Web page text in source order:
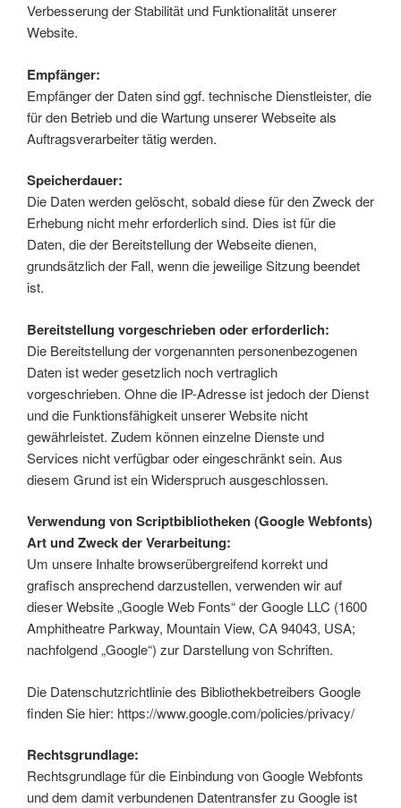
Verbesserung der Stabilität und Funktionalität unserer
Website.
Empfänger:
Empfänger der Daten sind ggf. technische Dienstleister, die
für den Betrieb und die Wartung unserer Webseite als
Auftragsverarbeiter tätig werden.
Speicherdauer:
Die Daten werden gelöscht, sobald diese für den Zweck der
Erhebung nicht mehr erforderlich sind. Dies ist für die
Daten, die der Bereitstellung der Webseite dienen,
grundsätzlich der Fall, wenn die jeweilige Sitzung beendet
ist.
Bereitstellung vorgeschrieben oder erforderlich:
Die Bereitstellung der vorgenannten personenbezogenen
Daten ist weder gesetzlich noch vertraglich
vorgeschrieben. Ohne die IP-Adresse ist jedoch der Dienst
und die Funktionsfähigkeit unserer Website nicht
gewährleistet. Zudem können einzelne Dienste und
Services nicht verfügbar oder eingeschränkt sein. Aus
diesem Grund ist ein Widerspruch ausgeschlossen.
Verwendung von Scriptbibliotheken (Google Webfonts)
Art und Zweck der Verarbeitung:
Um unsere Inhalte browserübergreifend korrekt und
grafisch ansprechend darzustellen, verwenden wir auf
dieser Website „Google Web Fonts“ der Google LLC (1600
Amphitheatre Parkway, Mountain View, CA 94043, USA;
nachfolgend „Google“) zur Darstellung von Schriften.
Die Datenschutzrichtlinie des Bibliothekbetreibers Google
finden Sie hier: https://www.google.com/policies/privacy/
Rechtsgrundlage:
Rechtsgrundlage für die Einbindung von Google Webfonts
und dem damit verbundenen Datentransfer zu Google ist